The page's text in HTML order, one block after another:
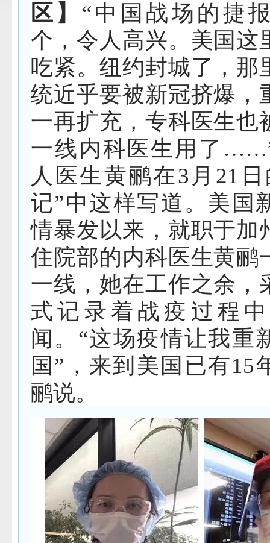
区】 “中国战场的捷
个，令人高兴。美国这
吃紧。纽约封城了，那
统近乎要被新冠挤爆，
一再扩充，专科医生也
一线内科医生用了
人医生黄鹂在3月21
记”中这样写道。美国
情暴发以来，就职于加
住院部的内科医生黄鹂
一线，她在工作之余，
式记录着战疫过程
闻。“这场疫情让我重
国”，来到美国已有15
鹂说。